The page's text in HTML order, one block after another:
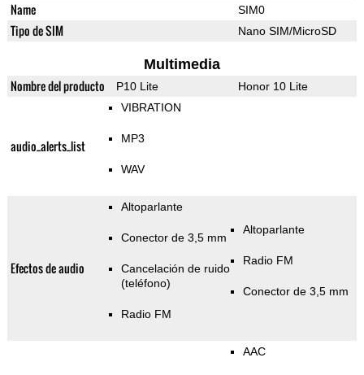
Name SIM0
Tipo de SIM Nano SIM/MicroSD
Multimedia
Nombre del producto P10 Lite Honor 10 Lite
audio_alerts_list
VIBRATION
MP3
WAV
Efectos de audio
Altoparlante
Conector de 3,5 mm
Cancelación de ruido
(teléfono)
Radio FM
Altoparlante
Radio FM
Conector de 3,5 mm
AAC